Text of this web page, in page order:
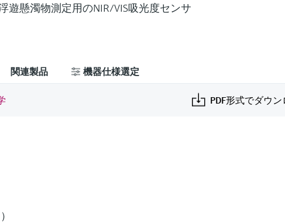
遊懸濁物測定用のNIR/VIS吸光度センサ
関連製品 機器仕様選定
PDF形式でダウン